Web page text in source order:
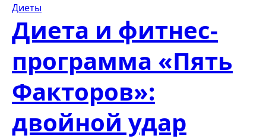
Диеты
Диета и фитнес-
программа «Пять
Факторов»:
двойной удар